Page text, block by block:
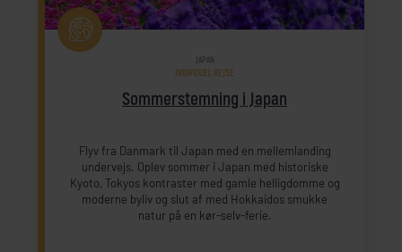
Sommerstemning i Japan
JAPAN
INDIVIDUEL REJSE
Flyv fra Danmark til Japan med en mellemlanding
undervejs. Oplev sommer i Japan med historiske
Kyoto, Tokyos kontraster med gamle helligdomme og
moderne byliv og slut af med Hokkaidos smukke
natur på en kør-selv-ferie.